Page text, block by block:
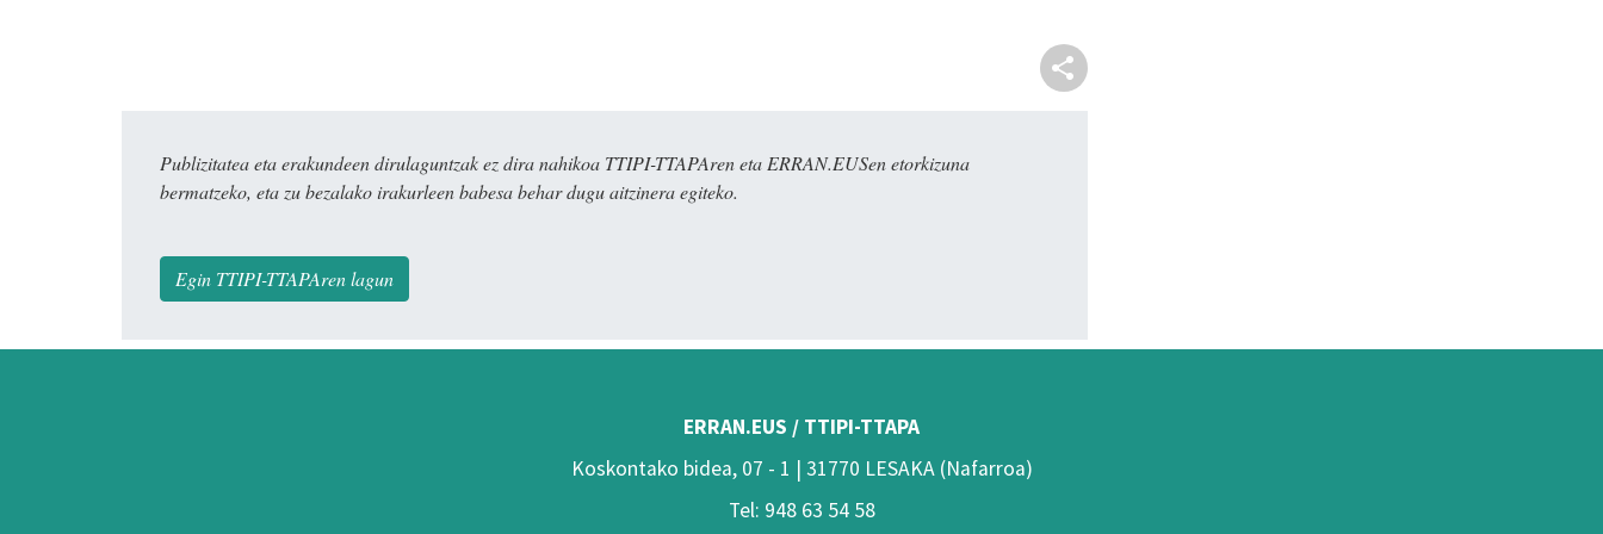
Publizitatea eta erakundeen dirulaguntzak ez dira nahikoa TTIPI-TTAPAren eta ERRAN.EUSen etorkizuna
bermatzeko, eta zu bezalako irakurleen babesa behar dugu aitzinera egiteko.
Egin TTIPI-TTAPAren lagun
ERRAN.EUS / TTIPI-TTAPA
Koskontako bidea, 07 - 1 | 31770 LESAKA (Nafarroa)
Tel: 948 63 54 58